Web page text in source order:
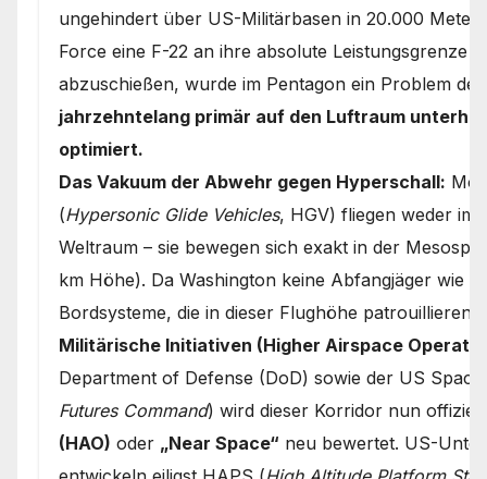
ungehindert über US-Militärbasen in 20.000
Force eine F-22 an ihre absolute Leistungsgrenze
abzuschießen, wurde im Pentagon ein Problem
jahrzehntelang primär auf den Luftraum
optimiert.
Das Vakuum der Abwehr gegen Hyperschall:
(Hypersonic Glide Vehicles, HGV) fliegen weder im
Weltraum – sie bewegen sich exakt in der
km Höhe). Da Washington keine Abfangjäger wie
Bordsysteme, die in dieser Flughöhe patrouillieren
Militärische Initiativen (Higher Airspace
Department of Defense (DoD) sowie der US
Futures Command) wird dieser Korridor nun
(HAO) oder „Near Space“ neu bewertet. US-